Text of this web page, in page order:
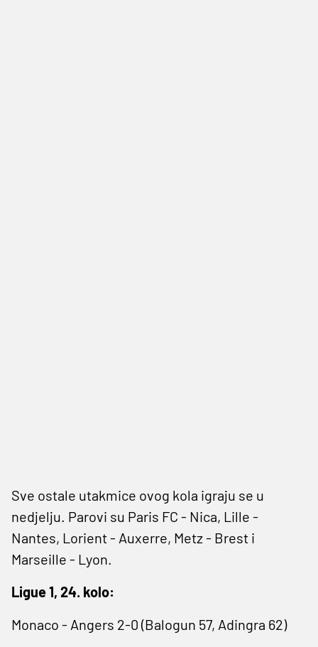
Sve ostale utakmice ovog kola igraju se u
nedjelju. Parovi su Paris FC - Nica, Lille -
Nantes, Lorient - Auxerre, Metz - Brest i
Marseille - Lyon.
Ligue 1, 24. kolo:
Monaco - Angers 2-0 (Balogun 57, Adingra 62)